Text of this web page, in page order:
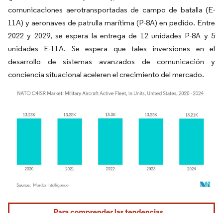
comunicaciones aerotransportadas de campo de batalla (E-
11A) y aeronaves de patrulla marítima (P-8A) en pedido. Entre
2022 y 2029, se espera la entrega de 12 unidades P-8A y 5
unidades E-11A. Se espera que tales inversiones en el
desarrollo de sistemas avanzados de comunicación y
conciencia situacional aceleren el crecimiento del mercado.
Imagen © Mordor Intelligence. El uso requiere atribución según CC BY 4.0.